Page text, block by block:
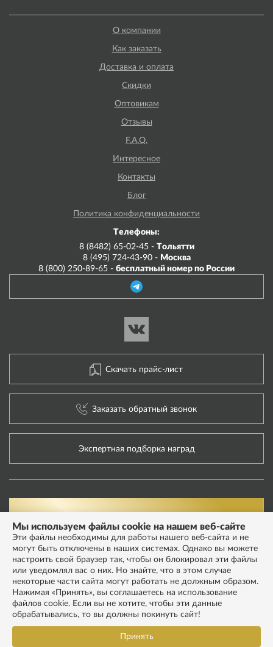
О компании
Как заказать
Доставка и оплата
Скидки
Оптовикам
Отзывы
F.A.Q.
Интересное
Контакты
Блог
Политика конфиденциальности
Телефоны:
8 (8482) 65-02-45 - Тольятти
8 (495) 724-43-90 - Москва
8 (800) 250-89-65 - бесплатный номер по России
Скачать прайс-лист
Заказать обратный звонок
Экспертная подборка наград
Мы используем файлы cookie на нашем веб-сайте
Эти файлы необходимы для работы нашего веб-сайта и не
могут быть отключены в наших системах. Однако вы можете
настроить свой браузер так, чтобы он блокировал эти файлы
или уведомлял вас о них. Но знайте, что в этом случае
некоторые части сайта могут работать не должным образом.
Нажимая «Принять», вы соглашаетесь на использование
файлов cookie. Если вы не хотите, чтобы эти данные
обрабатывались, то вы должны покинуть сайт!
Принять